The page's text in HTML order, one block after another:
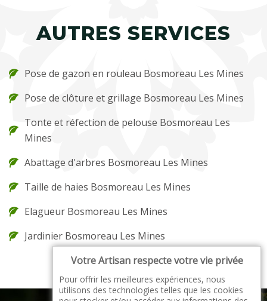
AUTRES SERVICES
Pose de gazon en rouleau Bosmoreau Les Mines
Pose de clôture et grillage Bosmoreau Les Mines
Tonte et réfection de pelouse Bosmoreau Les
Mines
Abattage d'arbres Bosmoreau Les Mines
Taille de haies Bosmoreau Les Mines
Elagueur Bosmoreau Les Mines
Jardinier Bosmoreau Les Mines
Votre Artisan respecte votre vie privée
Pour offrir les meilleures expériences, nous
utilisons des technologies telles que les cookies